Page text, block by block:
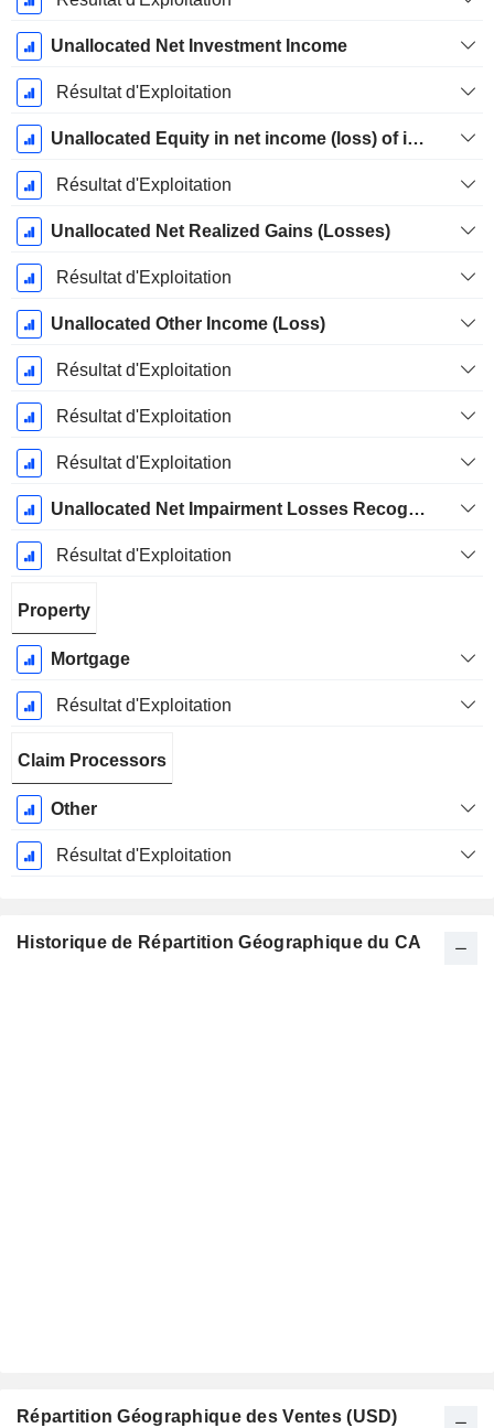
Unallocated Net Investment Income
Résultat d'Exploitation
Unallocated Equity in net income (loss) of investment funds accounted for using the equity method
Résultat d'Exploitation
Unallocated Net Realized Gains (Losses)
Résultat d'Exploitation
Unallocated Other Income (Loss)
Résultat d'Exploitation
Résultat d'Exploitation
Résultat d'Exploitation
Unallocated Net Impairment Losses Recognized in Earnings
Résultat d'Exploitation
Property
Mortgage
Résultat d'Exploitation
Claim Processors
Other
Résultat d'Exploitation
Historique de Répartition Géographique du CA
Répartition Géographique des Ventes (USD)